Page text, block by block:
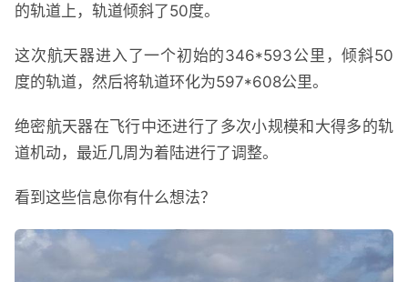
的轨道上，轨道倾斜了50度。
这次航天器进入了一个初始的346*593公里，倾斜50
度的轨道，然后将轨道环化为597*608公里。
绝密航天器在飞行中还进行了多次小规模和大得多的轨
道机动，最近几周为着陆进行了调整。
看到这些信息你有什么想法？